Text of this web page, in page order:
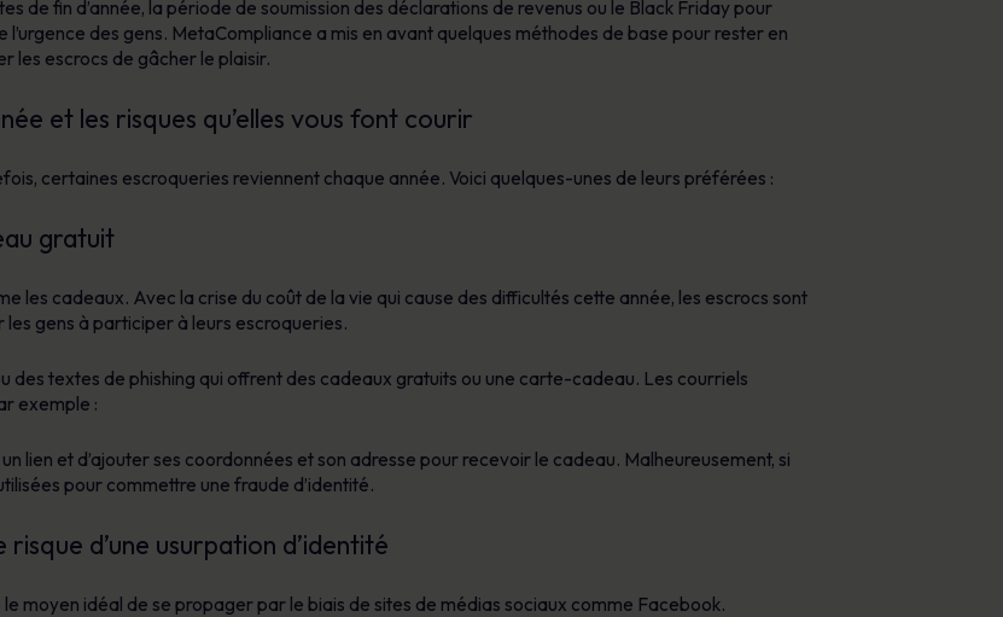
de fin d’année, la période de soumission des déclarations de revenus ou le Black Friday pour
des gens. MetaCompliance a mis en avant quelques méthodes de base pour rester en
les escrocs de gâcher le plaisir.
et les risques qu’elles vous font courir
certaines escroqueries reviennent chaque année. Voici quelques-unes de leurs préférées :
gratuit
les cadeaux. Avec la crise du coût de la vie qui cause des difficultés cette année, les escrocs sont
gens à participer à leurs escroqueries.
des textes de phishing qui offrent des cadeaux gratuits ou une carte-cadeau. Les courriels
exemple :
lien et d’ajouter ses coordonnées et son adresse pour recevoir le cadeau. Malheureusement, si
pour commettre une fraude d’identité.
d’une usurpation d’identité
moyen idéal de se propager par le biais de sites de médias sociaux comme Facebook.